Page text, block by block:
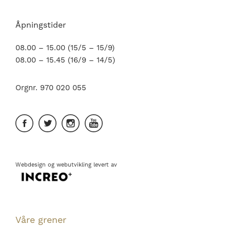
Åpningstider
08.00 – 15.00 (15/5 – 15/9)
08.00 – 15.45 (16/9 – 14/5)
Orgnr. 970 020 055
Webdesign og webutvikling levert av
Våre grener